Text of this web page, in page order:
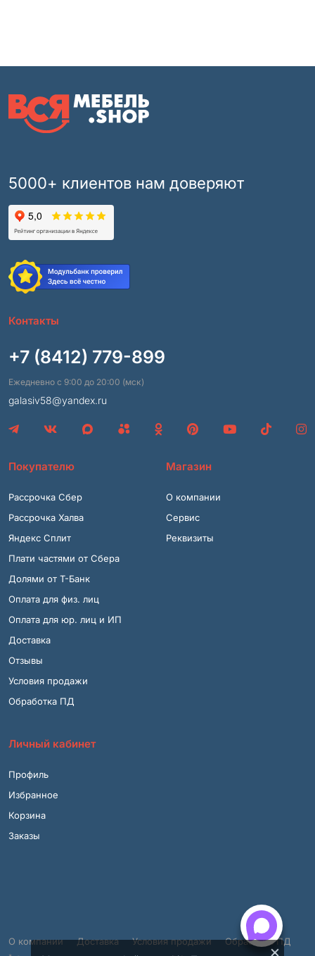
5000+ клиентов нам доверяют
Контакты
+7 (8412) 779-899
Ежедневно с 9:00 до 20:00 (мск)
galasiv58@yandex.ru
Покупателю
Рассрочка Сбер
Рассрочка Халва
Яндекс Сплит
Плати частями от Сбера
Долями от Т-Банк
Оплата для физ. лиц
Оплата для юр. лиц и ИП
Доставка
Отзывы
Условия продажи
Обработка ПД
Магазин
О компании
Сервис
Реквизиты
Личный кабинет
Профиль
Избранное
Корзина
Заказы
О компании Доставка Условия продажи Обработка ПД
×